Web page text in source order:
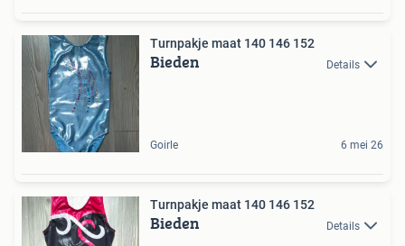
Turnpakje maat 140 146 152
Bieden Details
Goirle 6 mei 26
Turnpakje maat 140 146 152
Bieden Details